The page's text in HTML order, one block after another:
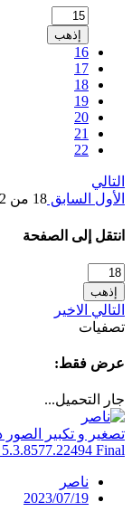
إذهب
16
17
18
19
20
21
22
التالي
الأول السابق 18 من 22
انتقل إلى الصفحة
إذهب
التالي الاخير
تصفيات
عرض فقط:
جار التحميل...
Final
ناصر
2023/07/19